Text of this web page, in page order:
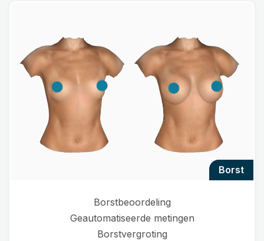
borst
Borstbeoordeling
Geautomatiseerde metingen
Borstvergroting